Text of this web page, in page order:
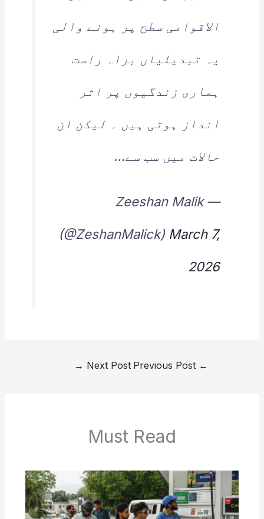
الاقوامی سطح پر ہونے والی
یہ تبدیلیاں براہ راست
ہماری زندگیوں پر اثر
انداز ہوتی ہیں ۔ لیکن ان
حالات میں سب سے…
— Zeeshan Malik
(@ZeshanMalick) March 7,
2026
←
Next Post
→
Must Read